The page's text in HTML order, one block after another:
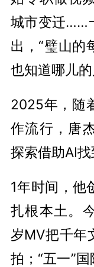
城市变迁……
出，“璧山的
也知道哪儿的
2025年，随
作流行，唐
探索借助AI找
1年时间，他
扎根本土。
岁MV把千年
拍；“五一”